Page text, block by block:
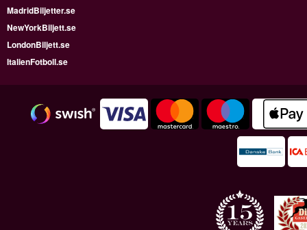
MadridBiljetter.se
NewYorkBiljett.se
LondonBiljett.se
ItalienFotboll.se